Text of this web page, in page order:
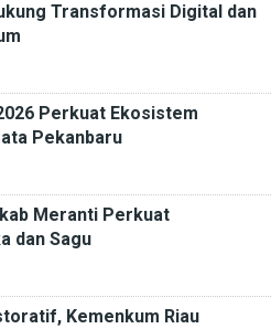
Transformasi Digital dan
Perkuat Ekosistem
Pekanbaru
Meranti Perkuat
dan Sagu
Kemenkum Riau